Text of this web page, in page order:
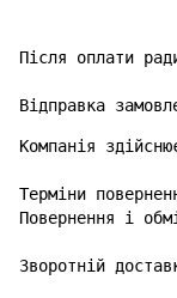
Після оплати
Відправка
Компанія
Терміни
Повернення і
Зворотній